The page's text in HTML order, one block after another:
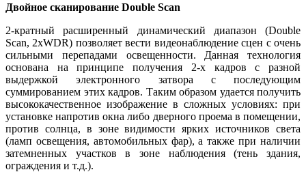
Двойное сканирование Double Scan
2-кратный расширенный динамический диапазон (Double
Scan, 2xWDR) позволяет вести видеонаблюдение сцен с очень
сильными перепадами освещенности. Данная технология
основана на принципе получения 2-х кадров с разной
выдержкой электронного затвора с последующим
суммированием этих кадров. Таким образом удается получить
высококачественное изображение в сложных условиях: при
установке напротив окна либо дверного проема в помещении,
против солнца, в зоне видимости ярких источников света
(ламп освещения, автомобильных фар), а также при наличии
затемненных участков в зоне наблюдения (тень здания,
ограждения и т.д.).